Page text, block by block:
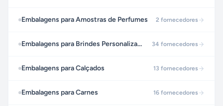
Embalagens para Amostras de Perfumes 2 fornecedores
Embalagens para Brindes Personalizados 34 fornecedores
Embalagens para Calçados 13 fornecedores
Embalagens para Carnes 16 fornecedores